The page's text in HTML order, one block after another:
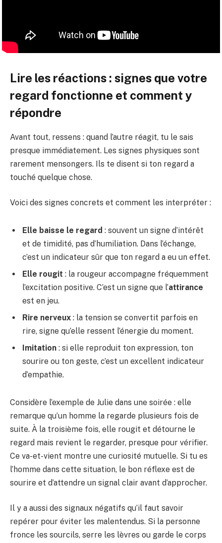
Lire les réactions : signes que votre
regard fonctionne et comment y
répondre
Avant tout, ressens : quand l’autre réagit, tu le sais
presque immédiatement. Les signes physiques sont
rarement mensongers. Ils te disent si ton regard a
touché quelque chose.
Voici des signes concrets et comment les interpréter :
Elle baisse le regard : souvent un signe d’intérêt
et de timidité, pas d’humiliation. Dans l’échange,
c’est un indicateur sûr que ton regard a eu un effet.
Elle rougit : la rougeur accompagne fréquemment
l’excitation positive. C’est un signe que l’attirance
est en jeu.
Rire nerveux : la tension se convertit parfois en
rire, signe qu’elle ressent l’énergie du moment.
Imitation : si elle reproduit ton expression, ton
sourire ou ton geste, c’est un excellent indicateur
d’empathie.
Considère l’exemple de Julie dans une soirée : elle
remarque qu’un homme la regarde plusieurs fois de
suite. À la troisième fois, elle rougit et détourne le
regard mais revient le regarder, presque pour vérifier.
Ce va-et-vient montre une curiosité mutuelle. Si tu es
l’homme dans cette situation, le bon réflexe est de
sourire et d’attendre un signal clair avant d’approcher.
Il y a aussi des signaux négatifs qu’il faut savoir
repérer pour éviter les malentendus. Si la personne
fronce les sourcils, serre les lèvres ou garde le corps